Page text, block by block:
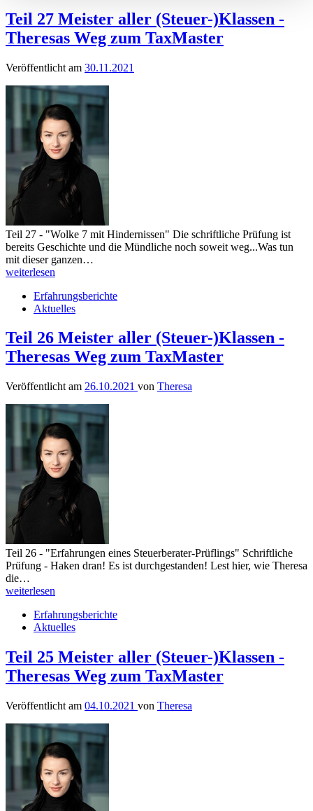
Teil 27 Meister aller (Steuer-)Klassen -
Theresas Weg zum TaxMaster
Veröffentlicht am 30.11.2021
Teil 27 - "Wolke 7 mit Hindernissen" Die schriftliche Prüfung ist
bereits Geschichte und die Mündliche noch soweit weg...Was tun
mit dieser ganzen…
weiterlesen
Erfahrungsberichte
Aktuelles
Teil 26 Meister aller (Steuer-)Klassen -
Theresas Weg zum TaxMaster
Veröffentlicht am 26.10.2021 von Theresa
Teil 26 - "Erfahrungen eines Steuerberater-Prüflings" Schriftliche
Prüfung - Haken dran! Es ist durchgestanden! Lest hier, wie Theresa
die…
weiterlesen
Erfahrungsberichte
Aktuelles
Teil 25 Meister aller (Steuer-)Klassen -
Theresas Weg zum TaxMaster
Veröffentlicht am 04.10.2021 von Theresa